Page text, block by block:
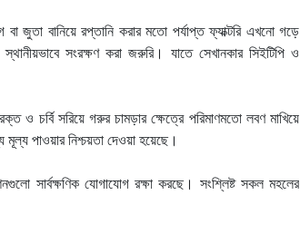
জুতা বানিয়ে রপ্তানি করার মতো পর্যাপ্ত ফ্যাক্টরি এখনো গড়ে
সংরক্ষণ করা জরুরি। যাতে সেখানকার সিইটিপি ও
ও চর্বি সরিয়ে গরুর চামড়ার ক্ষেত্রে পরিমাণমতো লবণ মাখিয়ে
পাওয়ার নিশ্চয়তা দেওয়া হয়েছে।
সার্বক্ষণিক যোগাযোগ রক্ষা করছে। সংশ্লিষ্ট সকল মহলের